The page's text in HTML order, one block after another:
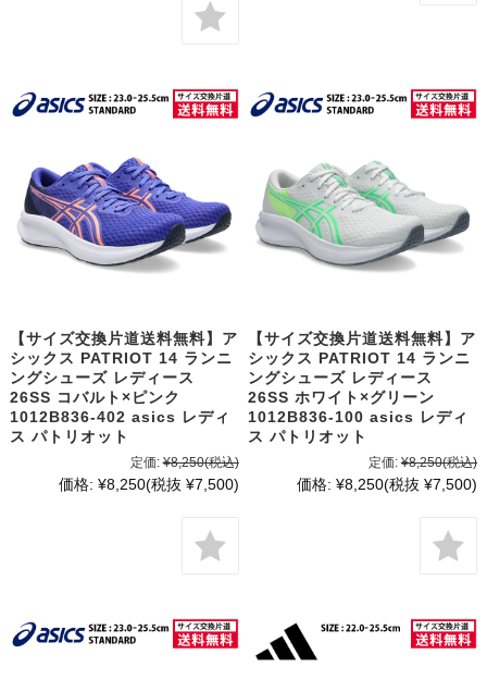
【サイズ交換片道送料無料】ア
シックス PATRIOT 14 ランニ
ングシューズ レディース
26SS コバルト×ピンク
1012B836-402 asics レディ
ス パトリオット
定価: ¥8,250(税込)
価格: ¥8,250(税抜 ¥7,500)
【サイズ交換片道送料無料】ア
シックス PATRIOT 14 ランニ
ングシューズ レディース
26SS ホワイト×グリーン
1012B836-100 asics レディ
ス パトリオット
定価: ¥8,250(税込)
価格: ¥8,250(税抜 ¥7,500)